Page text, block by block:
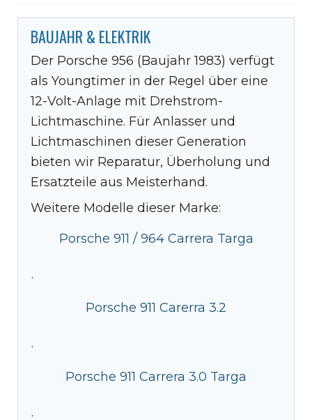
BAUJAHR & ELEKTRIK
Der Porsche 956 (Baujahr 1983) verfügt
als Youngtimer in der Regel über eine
12-Volt-Anlage mit Drehstrom-
Lichtmaschine. Für Anlasser und
Lichtmaschinen dieser Generation
bieten wir Reparatur, Überholung und
Ersatzteile aus Meisterhand.
Weitere Modelle dieser Marke:
Porsche 911 / 964 Carrera Targa
·
Porsche 911 Carerra 3.2
·
Porsche 911 Carrera 3.0 Targa
·